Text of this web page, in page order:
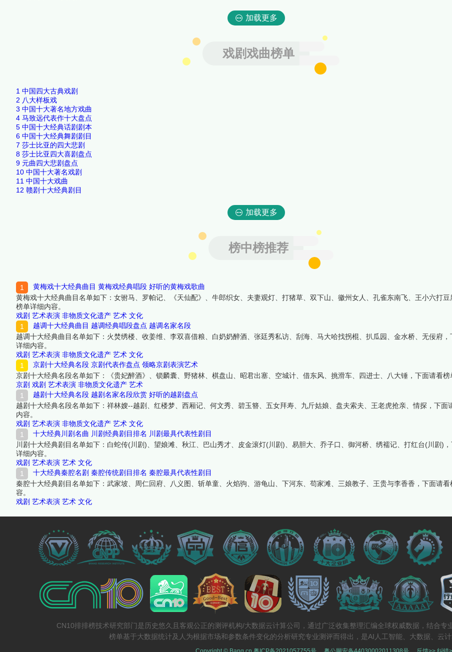
加载更多
戏剧戏曲榜单
1 中国四大古典戏剧
2 八大样板戏
3 中国十大著名地方戏曲
4 马致远代表作十大盘点
5 中国十大经典话剧剧本
6 中国十大经典舞剧剧目
7 莎士比亚的四大悲剧
8 莎士比亚四大喜剧盘点
9 元曲四大悲剧盘点
10 中国十大著名戏剧
11 中国十大戏曲
12 赣剧十大经典剧目
加载更多
榜中榜推荐
黄梅戏十大经典曲目 黄梅戏经典唱段 好听的黄梅戏歌曲
黄梅戏十大经典曲目名单如下：女驸马、罗帕记、《天仙配》、牛郎织女、夫妻观灯、打猪草、双下山、徽州女人、孔雀东南飞、王小六打
榜单详细内容。
戏剧 艺术表演 非物质文化遗产 艺术 文化
越调十大经典曲目 越调经典唱段盘点 越调名家名段
越调十大经典曲目名单如下：火焚绣楼、收姜维、李双喜借粮、白奶奶醉酒、张廷秀私访、刮海、马大哈找拐棍、扒瓜园、金水桥、无佞府
详细内容。
戏剧 艺术表演 非物质文化遗产 艺术 文化
京剧十大经典名段 京剧代表作盘点 领略京剧表演艺术
京剧十大经典名段名单如下：《贵妃醉酒》、锁麟囊、野猪林、棋盘山、昭君出塞、空城计、借东风、挑滑车、四进士、八大锤，下面请看榜
京剧 戏剧 艺术表演 非物质文化遗产 艺术
越剧十大经典名段 越剧名家名段欣赏 好听的越剧盘点
越剧十大经典名段名单如下：祥林嫂--越剧、红楼梦、西厢记、何文秀、碧玉簪、五女拜寿、九斤姑娘、盘夫索夫、王老虎抢亲、情探，下面
内容。
戏剧 艺术表演 非物质文化遗产 艺术 文化
十大经典川剧名曲 川剧经典剧目排名 川剧最具代表性剧目
川剧十大经典剧目名单如下：白蛇传(川剧)、望娘滩、秋江、巴山秀才、皮金滚灯(川剧)、易胆大、乔子口、御河桥、绣襦记、打红台(川剧)
详细内容。
戏剧 艺术表演 艺术 文化
十大经典秦腔名剧 秦腔传统剧目排名 秦腔最具代表性剧目
秦腔十大经典剧目名单如下：武家坡、周仁回府、八义图、斩单童、火焰驹、游龟山、下河东、苟家滩、三娘教子、王贵与李香香，下面请看
容。
戏剧 艺术表演 艺术 文化
CN10排排榜技术研究部门是历史悠久且客观公正的测评机构/大数据云计算公司，通过广泛收集整理汇编全球权威数据，结合专
榜单基于大数据统计及人为根据市场和参数条件变化的分析研究专业测评而得出，是AI人工智能、大数据、云